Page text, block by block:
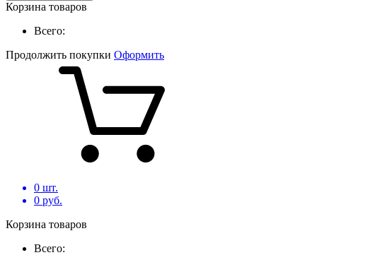
Корзина товаров
Всего:
Продолжить покупки Оформить
0 шт.
0 руб.
Корзина товаров
Всего: